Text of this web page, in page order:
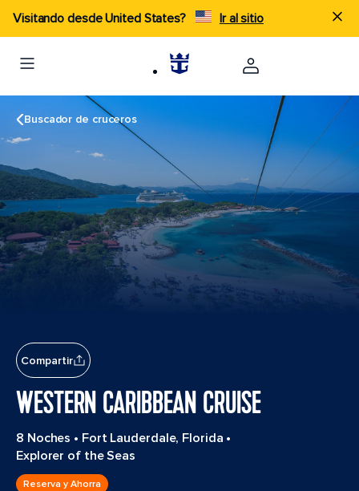
Visitando desde United States? Ir al sitio
Buscador de cruceros
Compartir
WESTERN CARIBBEAN CRUISE
8 Noches • Fort Lauderdale, Florida •
Explorer of the Seas
Reserva y Ahorra